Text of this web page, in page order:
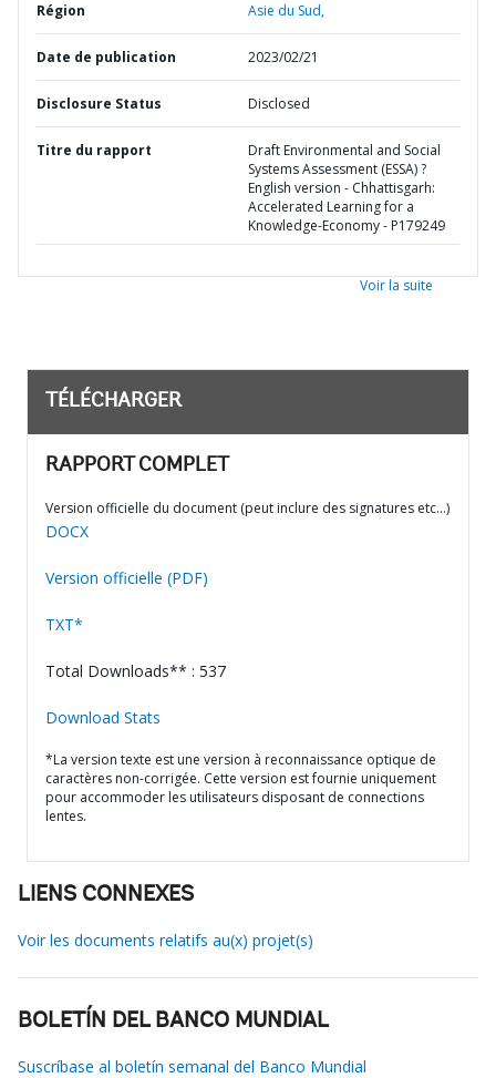
Région Asie du Sud,
Date de publication 2023/02/21
Disclosure Status Disclosed
Titre du rapport
Draft Environmental and Social
Systems Assessment (ESSA) ?
English version - Chhattisgarh:
Accelerated Learning for a
Knowledge-Economy - P179249
Voir la suite
TÉLÉCHARGER
RAPPORT COMPLET
Version officielle du document (peut inclure des signatures etc…)
DOCX
Version officielle (PDF)
TXT*
Total Downloads** : 537
Download Stats
*La version texte est une version à reconnaissance optique de
caractères non-corrigée. Cette version est fournie uniquement
pour accommoder les utilisateurs disposant de connections
lentes.
LIENS CONNEXES
Voir les documents relatifs au(x) projet(s)
BOLETÍN DEL BANCO MUNDIAL
Suscríbase al boletín semanal del Banco Mundial